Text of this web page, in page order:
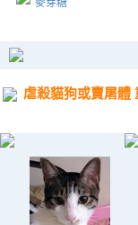
麥芽糖
虐殺貓狗或賣屠體